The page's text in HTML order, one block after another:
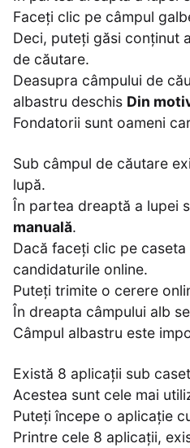
Faceți clic pe câmpul
Deci, puteți găsi conținut
de căutare.
Deasupra câmpului de
albastru deschis Din
Fondatorii sunt oameni
Sub câmpul de căutare
lupă.
În partea dreaptă a lupei
manuală.
Dacă faceți clic pe
candidaturile online.
Puteți trimite o cerere
În dreapta câmpului alb
Câmpul albastru este
Există 8 aplicații sub
Acestea sunt cele mai
Puteți începe o aplicație
Printre cele 8 aplicații,